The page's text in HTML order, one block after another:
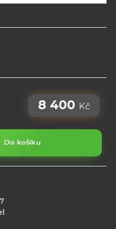
8 400 Kč
Do košíku